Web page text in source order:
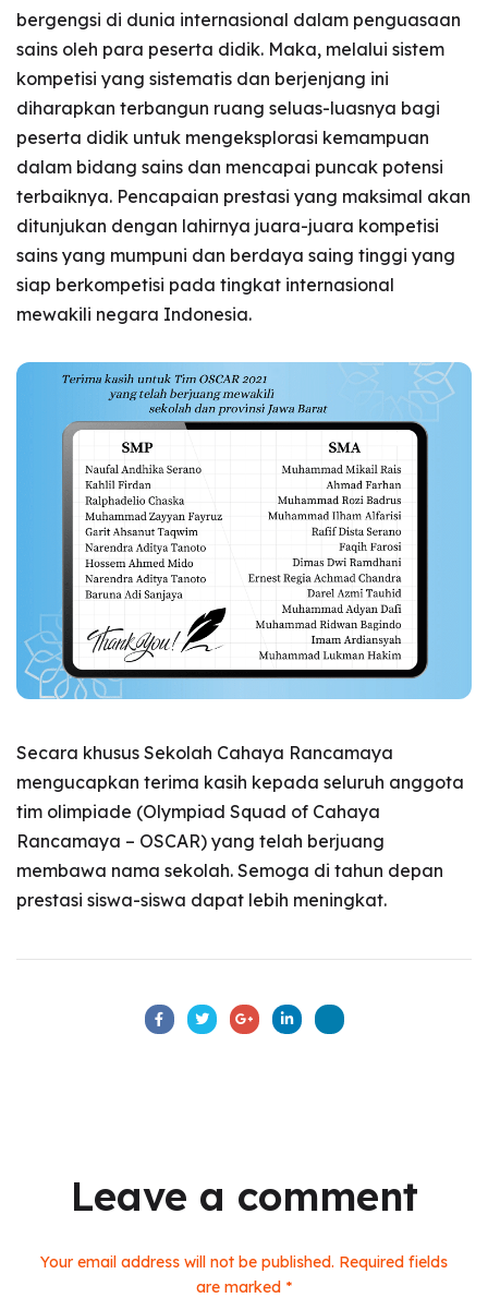
bergengsi di dunia internasional dalam penguasaan
sains oleh para peserta didik. Maka, melalui sistem
kompetisi yang sistematis dan berjenjang ini
diharapkan terbangun ruang seluas-luasnya bagi
peserta didik untuk mengeksplorasi kemampuan
dalam bidang sains dan mencapai puncak potensi
terbaiknya. Pencapaian prestasi yang maksimal akan
ditunjukan dengan lahirnya juara-juara kompetisi
sains yang mumpuni dan berdaya saing tinggi yang
siap berkompetisi pada tingkat internasional
mewakili negara Indonesia.
Secara khusus Sekolah Cahaya Rancamaya
mengucapkan terima kasih kepada seluruh anggota
tim olimpiade (Olympiad Squad of Cahaya
Rancamaya – OSCAR) yang telah berjuang
membawa nama sekolah. Semoga di tahun depan
prestasi siswa-siswa dapat lebih meningkat.
Leave a comment
Your email address will not be published. Required fields
are marked *